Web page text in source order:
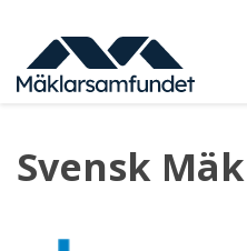
huvudinnehåll
Svensk